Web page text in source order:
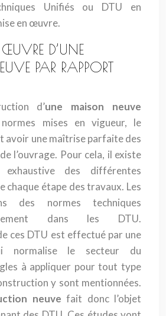
Unifiés ou DTU en
en œuvre.
D’UNE
PAR RAPPORT
d’une maison neuve
mises en vigueur, le
avoir une maîtrise parfaite des
l’ouvrage. Pour cela, il existe
des différentes
chaque étape des travaux. Les
des normes techniques
dans les DTU.
ces DTU est effectué par une
normalise le secteur du
à appliquer pour tout type
y sont mentionnées.
neuvefait donc l’objet